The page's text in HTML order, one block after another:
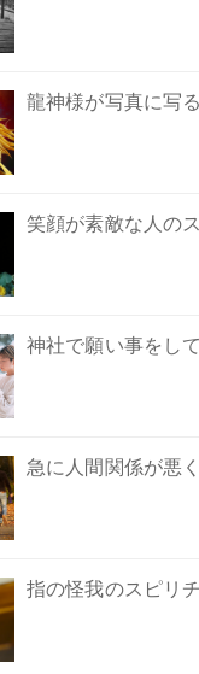
龍神様が写真に写
笑顔が素敵な人の
神社で願い事をし
急に人間関係が悪
指の怪我のスピリ